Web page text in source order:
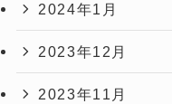
2024年1月
2023年12月
2023年11月